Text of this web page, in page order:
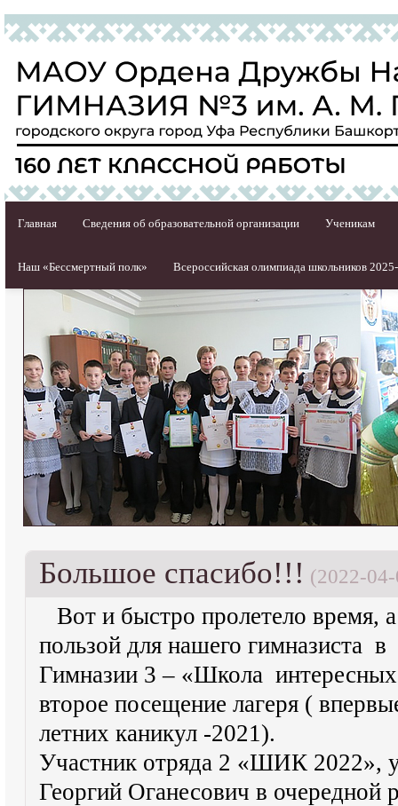
Главная Сведения об образовательной организации Ученикам
Наш «Бессмертный полк» Всероссийская олимпиада школьников
Большое спасибо!!! (2022-
Вот и быстро пролетело время,
пользой для нашего гимназиста
Гимназии 3 – «Школа
второе посещение лагеря (
летних каникул -2021).
Участник отряда 2 «ШИК 2022»,
Георгий Оганесович в очередной